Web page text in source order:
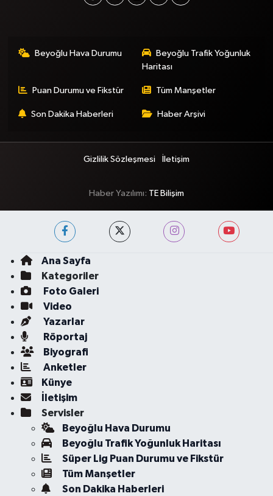
Beyoğlu Hava Durumu
Beyoğlu Trafik Yoğunluk
Haritası
Puan Durumu ve Fikstür Tüm Manşetler
Son Dakika Haberleri Haber Arşivi
Gizlilik Sözleşmesi İletişim
Haber Yazılımı: TE Bilişim
Ana Sayfa
Kategoriler
Foto Galeri
Video
Yazarlar
Röportaj
Biyografi
Anketler
Künye
İletişim
Servisler
Beyoğlu Hava Durumu
Beyoğlu Trafik Yoğunluk Haritası
Süper Lig Puan Durumu ve Fikstür
Tüm Manşetler
Son Dakika Haberleri